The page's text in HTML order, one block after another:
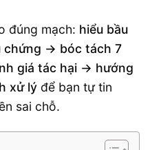
đúng mạch: hiểu bầu
chứng → bóc tách 7
giá tác hại → hướng
xử lý để bạn tự tin
sai chỗ.